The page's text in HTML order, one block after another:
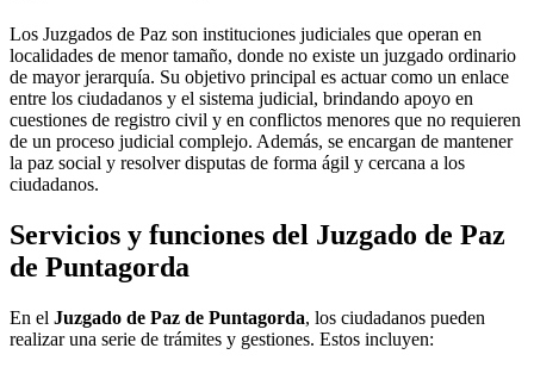
Los Juzgados de Paz son instituciones judiciales que operan en
localidades de menor tamaño, donde no existe un juzgado ordinario
de mayor jerarquía. Su objetivo principal es actuar como un enlace
entre los ciudadanos y el sistema judicial, brindando apoyo en
cuestiones de registro civil y en conflictos menores que no requieren
de un proceso judicial complejo. Además, se encargan de mantener
la paz social y resolver disputas de forma ágil y cercana a los
ciudadanos.
Servicios y funciones del Juzgado de Paz
de Puntagorda
En el Juzgado de Paz de Puntagorda, los ciudadanos pueden
realizar una serie de trámites y gestiones. Estos incluyen: